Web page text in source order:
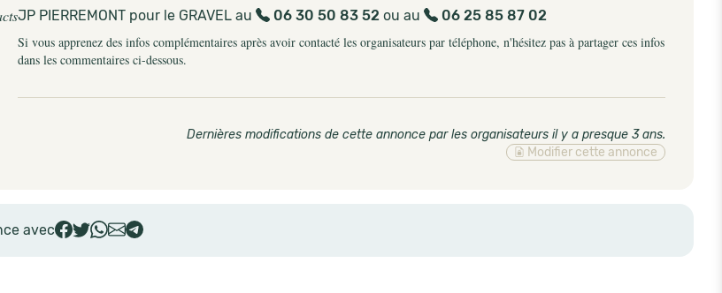
JP PIERREMONT pour le GRAVEL au 06 30 50 83 52 ou au
06 25 85 87 02
Si vous apprenez des infos complémentaires après avoir contacté les organisateurs par téléphone, n'hésitez pas à partager ces infos
dans les commentaires ci-dessous.
Dernières modifications de cette annonce par les organisateurs il y a presque 3 ans.
Modifier cette annonce
avec